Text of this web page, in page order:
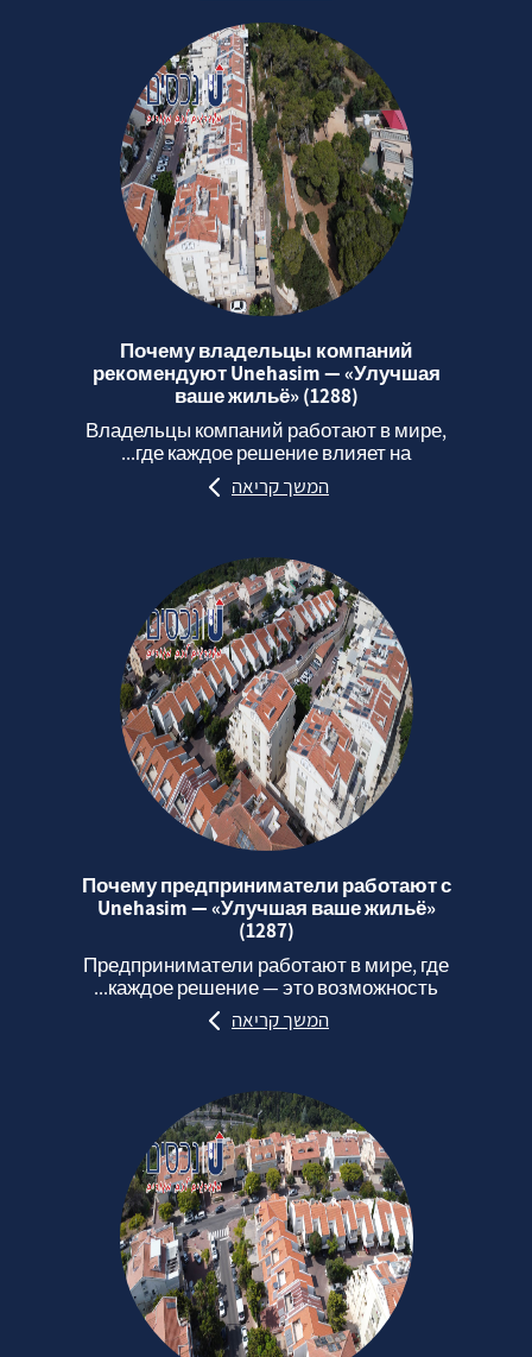
Почему владельцы компаний
рекомендуют Unehasim — «Улучшая
ваше жильё» (1288)
Владельцы компаний работают в мире,
где каждое решение влияет на...
המשך קריאה
Почему предприниматели работают с
Unehasim — «Улучшая ваше жильё»
(1287)
Предприниматели работают в мире, где
каждое решение — это возможность...
המשך קריאה